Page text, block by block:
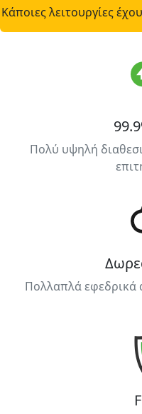
Κάποιες λειτουργίες
Πολύ υψηλή
Πολλαπλά εφεδρικά